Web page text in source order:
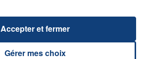
Gérer mes choix
Accepter et fermer